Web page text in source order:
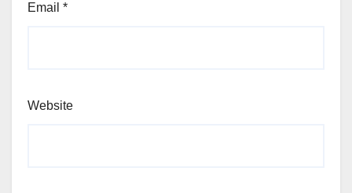
Email *
Website